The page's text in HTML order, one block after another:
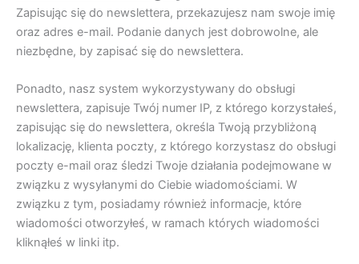
Zapisując się do newslettera, przekazujesz nam swoje imię
oraz adres e-mail. Podanie danych jest dobrowolne, ale
niezbędne, by zapisać się do newslettera.
Ponadto, nasz system wykorzystywany do obsługi
newslettera, zapisuje Twój numer IP, z którego korzystałeś,
zapisując się do newslettera, określa Twoją przybliżoną
lokalizację, klienta poczty, z którego korzystasz do obsługi
poczty e-mail oraz śledzi Twoje działania podejmowane w
związku z wysyłanymi do Ciebie wiadomościami. W
związku z tym, posiadamy również informacje, które
wiadomości otworzyłeś, w ramach których wiadomości
kliknąłeś w linki itp.